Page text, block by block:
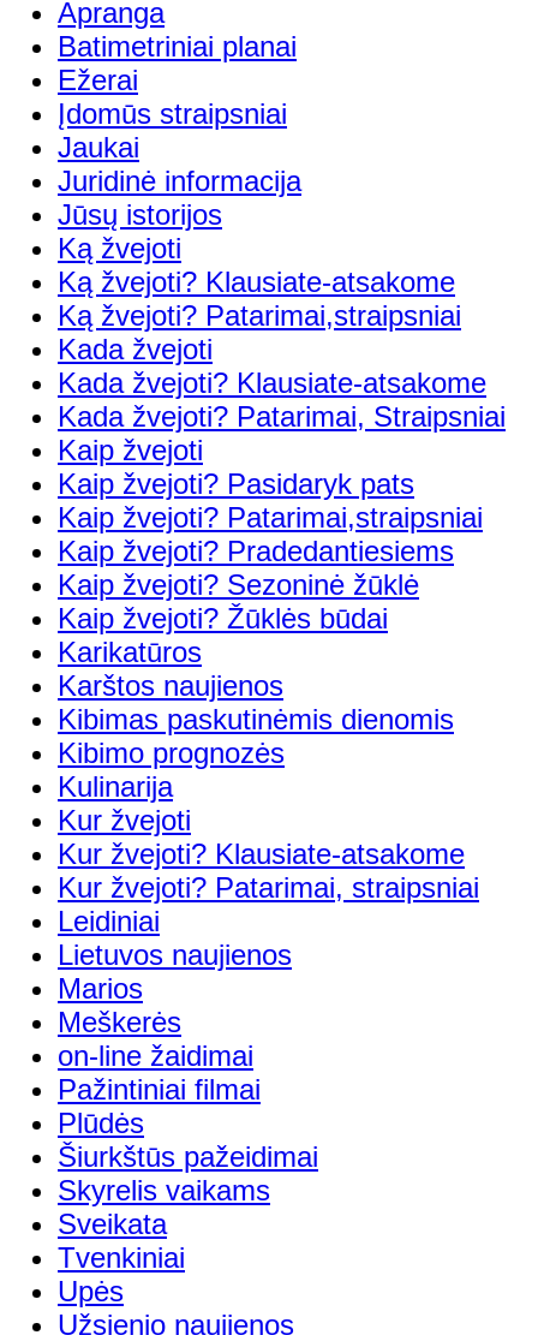
Apranga
Batimetriniai planai
Ežerai
Įdomūs straipsniai
Jaukai
Juridinė informacija
Jūsų istorijos
Ką žvejoti
Ką žvejoti? Klausiate-atsakome
Ką žvejoti? Patarimai,straipsniai
Kada žvejoti
Kada žvejoti? Klausiate-atsakome
Kada žvejoti? Patarimai, Straipsniai
Kaip žvejoti
Kaip žvejoti? Pasidaryk pats
Kaip žvejoti? Patarimai,straipsniai
Kaip žvejoti? Pradedantiesiems
Kaip žvejoti? Sezoninė žūklė
Kaip žvejoti? Žūklės būdai
Karikatūros
Karštos naujienos
Kibimas paskutinėmis dienomis
Kibimo prognozės
Kulinarija
Kur žvejoti
Kur žvejoti? Klausiate-atsakome
Kur žvejoti? Patarimai, straipsniai
Leidiniai
Lietuvos naujienos
Marios
Meškerės
on-line žaidimai
Pažintiniai filmai
Plūdės
Šiurkštūs pažeidimai
Skyrelis vaikams
Sveikata
Tvenkiniai
Upės
Užsienio naujienos